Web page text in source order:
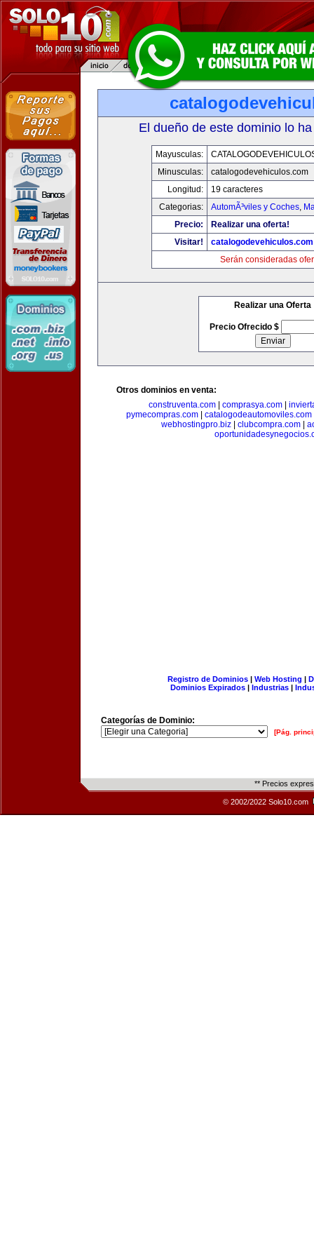
El dueño de este dominio lo
Mayusculas:
Minusculas:
catalogodevehiculos.com
Longitud:
19 caracteres
Categorias:
AutomÃ³viles y Coches,
Precio:
Realizar una oferta!
Visitar!
catalogodevehiculos.com
Serán consideradas
Realizar una Oferta
Precio Ofrecido $
Otros dominios en venta:
construventa.com| comprasya.com|
pymecompras.com| catalogodeautomoviles.com
webhostingpro.biz| clubcompra.com|
Registro de Dominios| Web Hosting |
Dominios Expirados | Industrias |
Categorías de Dominio:
[Pág.
** Precios
© 2002/2022 Solo10.com